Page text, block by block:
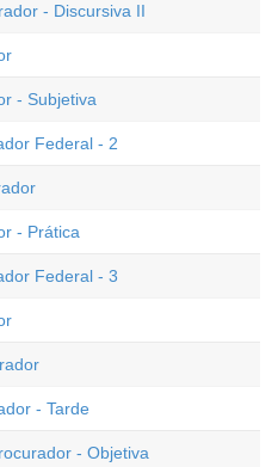
- Discursiva II
- Subjetiva
Federal - 2
- Prática
Federal - 3
- Tarde
- Objetiva